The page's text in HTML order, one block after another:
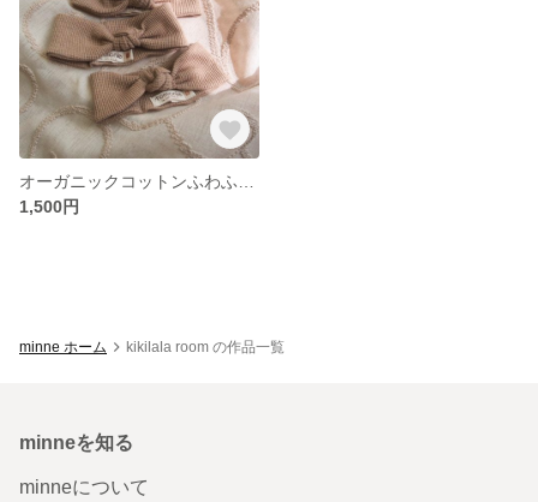
1,500円
minne ホーム kikilala room の作品一覧
minneを知る
minneについて